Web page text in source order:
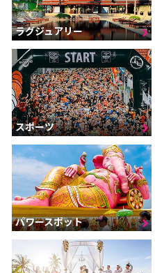
ラグジュアリー
スポーツ
パワースポット